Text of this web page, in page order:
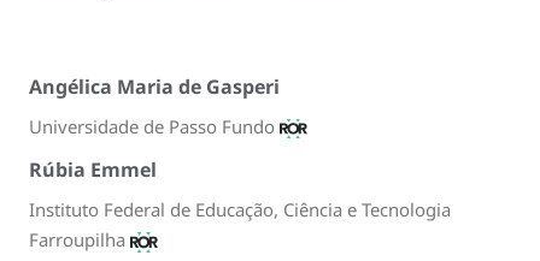
Angélica Maria de Gasperi
Universidade de Passo Fundo
Rúbia Emmel
Instituto Federal de Educação, Ciência e Tecnologia
Farroupilha